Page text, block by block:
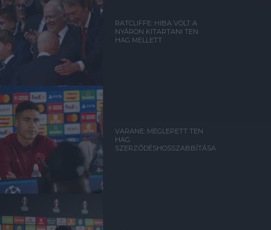
RATCLIFFE: HIBA VOLT A
NYÁRON KITARTANI TEN
HAG MELLETT
VARANE: MEGLEPETT TEN
HAG
SZERZŐDÉSHOSSZABBÍTÁSA